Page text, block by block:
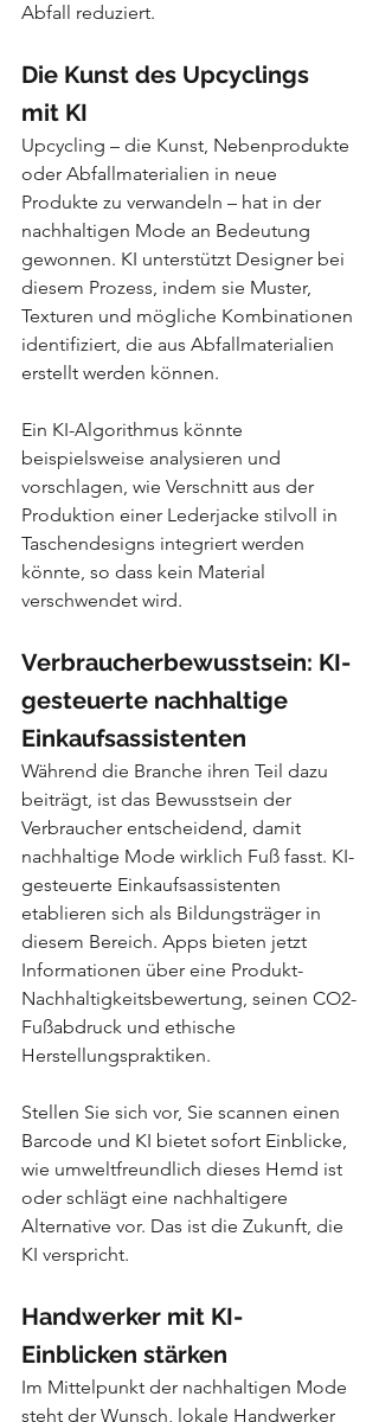
Abfall reduziert.
Die Kunst des Upcyclings
mit KI
Upcycling – die Kunst, Nebenprodukte
oder Abfallmaterialien in neue
Produkte zu verwandeln – hat in der
nachhaltigen Mode an Bedeutung
gewonnen. KI unterstützt Designer bei
diesem Prozess, indem sie Muster,
Texturen und mögliche Kombinationen
identifiziert, die aus Abfallmaterialien
erstellt werden können.
Ein KI-Algorithmus könnte
beispielsweise analysieren und
vorschlagen, wie Verschnitt aus der
Produktion einer Lederjacke stilvoll in
Taschendesigns integriert werden
könnte, so dass kein Material
verschwendet wird.
Verbraucherbewusstsein: KI-
gesteuerte nachhaltige
Einkaufsassistenten
Während die Branche ihren Teil dazu
beiträgt, ist das Bewusstsein der
Verbraucher entscheidend, damit
nachhaltige Mode wirklich Fuß fasst. KI-
gesteuerte Einkaufsassistenten
etablieren sich als Bildungsträger in
diesem Bereich. Apps bieten jetzt
Informationen über eine Produkt-
Nachhaltigkeitsbewertung, seinen CO2-
Fußabdruck und ethische
Herstellungspraktiken.
Stellen Sie sich vor, Sie scannen einen
Barcode und KI bietet sofort Einblicke,
wie umweltfreundlich dieses Hemd ist
oder schlägt eine nachhaltigere
Alternative vor. Das ist die Zukunft, die
KI verspricht.
Handwerker mit KI-
Einblicken stärken
Im Mittelpunkt der nachhaltigen Mode
steht der Wunsch, lokale Handwerker